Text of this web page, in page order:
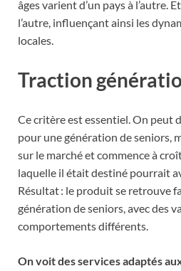
âges varient d’un pays à l’autre.
l’autre, influençant ainsi les
locales.
Traction
Ce critère est essentiel. On peut
pour une génération de seniors,
sur le marché et commence à
laquelle il était destiné pourrait
Résultat : le produit se retrouve
génération de seniors, avec des
comportements différents.
On voit des services adaptés